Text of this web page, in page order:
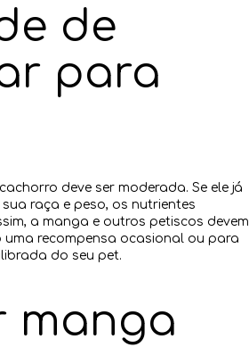
de
para
deve ser moderada. Se ele já
raça e peso, os nutrientes
a manga e outros petiscos devem
recompensa ocasional ou para
do seu pet.
manga